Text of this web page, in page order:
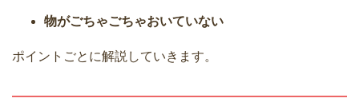
物がごちゃごちゃおいていない
ポイントごとに解説していきます。